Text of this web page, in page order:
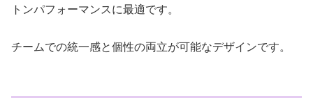
トンパフォーマンスに最適です。
チームでの統一感と個性の両立が可能なデザインです。